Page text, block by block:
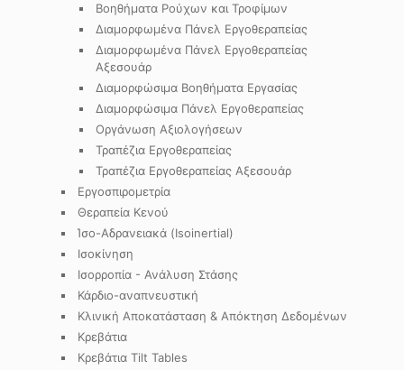
Βοηθήματα Ρούχων και Τροφίμων
Διαμορφωμένα Πάνελ Εργοθεραπείας
Διαμορφωμένα Πάνελ Εργοθεραπείας
Αξεσουάρ
Διαμορφώσιμα Βοηθήματα Εργασίας
Διαμορφώσιμα Πάνελ Εργοθεραπείας
Οργάνωση Αξιολογήσεων
Τραπέζια Εργοθεραπείας
Τραπέζια Εργοθεραπείας Αξεσουάρ
Εργοσπιρομετρία
Θεραπεία Κενού
Ίσο-Αδρανειακά (Isoinertial)
Ισοκίνηση
Ισορροπία - Ανάλυση Στάσης
Κάρδιο-αναπνευστική
Κλινική Αποκατάσταση & Απόκτηση Δεδομένων
Κρεβάτια
Κρεβάτια Tilt Tables